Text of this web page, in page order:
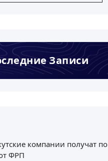
Записи
компании получат по
ФРП